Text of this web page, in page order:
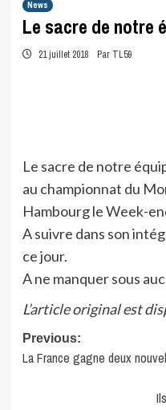
News
Le sacre de notre
21 juillet 2018 Par TL59
Le sacre de notre
au championnat du
Hambourg le Week-
A suivre dans son
ce jour.
A ne manquer sous
L’article original est
Post
navigation
Previous:
La France gagne deux